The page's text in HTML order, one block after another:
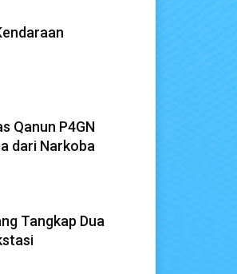
Qanun P4GN
dari Narkoba
Tangkap Dua